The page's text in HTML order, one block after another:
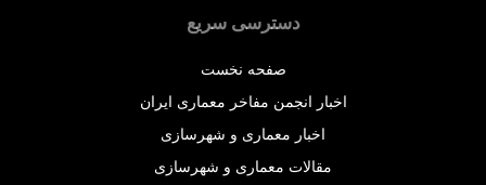
دسترسی سریع
صفحه نخست
اخبار انجمن مفاخر معماری ایران
اخبار معماری و شهرسازی
مقالات معماری و شهرسازی